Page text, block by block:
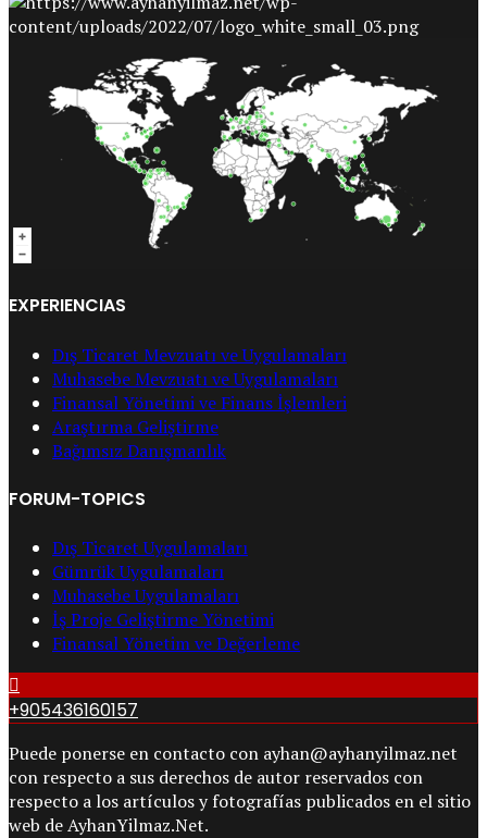
EXPERIENCIAS
Dış Ticaret Mevzuatı ve Uygulamaları
Muhasebe Mevzuatı ve Uygulamaları
Finansal Yönetimi ve Finans İşlemleri
Araştırma Geliştirme
Bağımsız Danışmanlık
FORUM-TOPICS
Dış Ticaret Uygulamaları
Gümrük Uygulamaları
Muhasebe Uygulamaları
İş Proje Geliştirme Yönetimi
Finansal Yönetim ve Değerleme
+905436160157
Puede ponerse en contacto con ayhan@ayhanyilmaz.net
con respecto a sus derechos de autor reservados con
respecto a los artículos y fotografías publicados en el sitio
web de AyhanYilmaz.Net.